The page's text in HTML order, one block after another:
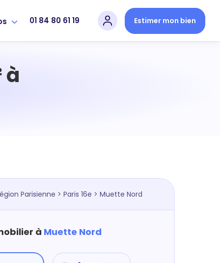
01 84 80 61 19 Estimer mon bien
à
Parisienne > Paris 16e > Muette Nord
à Muette Nord